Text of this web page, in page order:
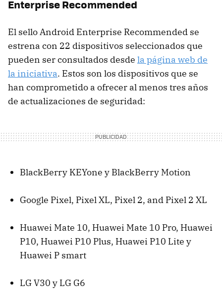
Enterprise Recommended
El sello Android Enterprise Recommended se
estrena con 22 dispositivos seleccionados que
pueden ser consultados desde la página web de
la iniciativa. Estos son los dispositivos que se
han comprometido a ofrecer al menos tres años
de actualizaciones de seguridad:
BlackBerry KEYone y BlackBerry Motion
Google Pixel, Pixel XL, Pixel 2, and Pixel 2 XL
Huawei Mate 10, Huawei Mate 10 Pro, Huawei
P10, Huawei P10 Plus, Huawei P10 Lite y
Huawei P smart
LG V30 y LG G6